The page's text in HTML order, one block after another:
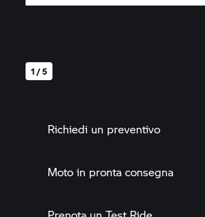
1 / 5
Richiedi un preventivo
Moto in pronta consegna